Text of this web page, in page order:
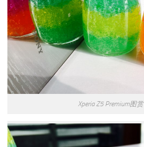
Xperia Z5 Premium图赏